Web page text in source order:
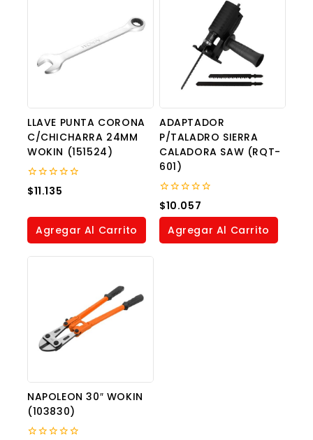
LLAVE PUNTA CORONA
C/CHICHARRA 24MM
WOKIN (151524)
0
out
5
$11.135
Agregar Al Carrito
ADAPTADOR
P/TALADRO SIERRA
CALADORA SAW (RQT-
601)
0
out
of
$10.057
Agregar Al Carrito
NAPOLEON 30″ WOKIN
(103830)